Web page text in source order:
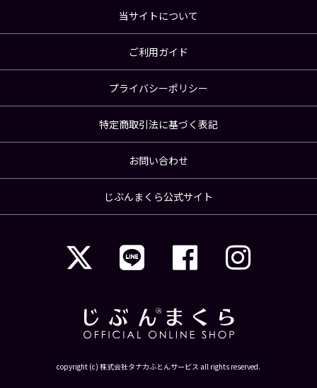
当サイトについて
ご利用ガイド
プライバシーポリシー
特定商取引法に基づく表記
お問い合わせ
じぶんまくら公式サイト
copyright (c) 株式会社タナカふとんサービス all rights reserved.